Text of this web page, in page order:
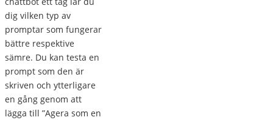
dig vilken typ av
promptar som fungerar
bättre respektive
sämre. Du kan testa en
prompt som den är
skriven och ytterligare
en gång genom att
lägga till ”Agera som en